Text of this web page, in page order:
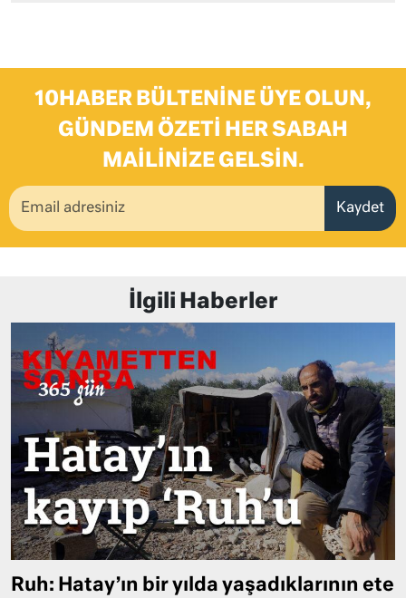
10HABER BÜLTENINE ÜYE OLUN,
GÜNDEM ÖZETI HER SABAH
MAILINIZE GELSIN.
Kaydet
İlgili Haberler
Ruh: Hatay’ın bir yılda yaşadıklarının ete